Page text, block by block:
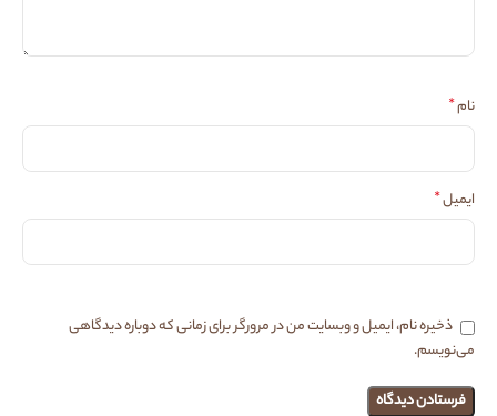
نام*
ایمیل*
ذخیره نام، ایمیل و وبسایت من در مرورگر برای زمانی که دوباره دیدگاهی
می‌نویسم.